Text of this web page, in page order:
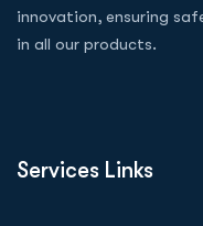
innovation, ensuring
in all our products.
Services Links